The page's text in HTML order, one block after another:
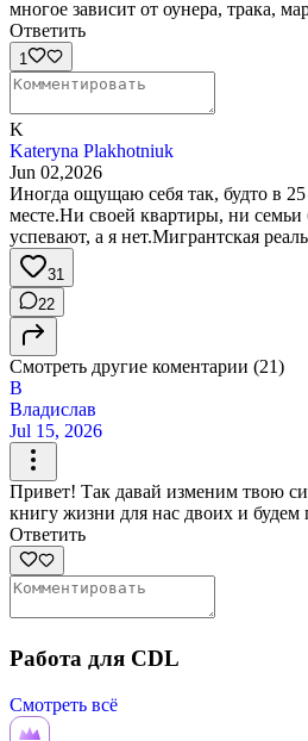
многое зависит от оунера, трака,
Ответить
1
K
Kateryna Plakhotniuk
Jun 02,2026
Иногда ощущаю себя так, будто в
месте.Ни своей квартиры, ни семьи
успевают, а я нет.Мигрантская
31
22
Смотреть другие коментарии (21)
В
Владислав
Jul 15, 2026
Привет! Так давай изменим твою
книгу жизни для нас двоих и будем
Ответить
Работа для CDL
Смотреть всё